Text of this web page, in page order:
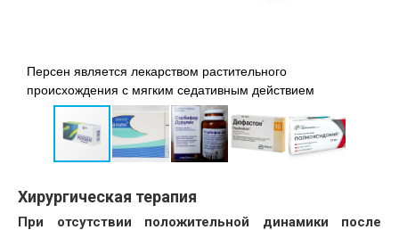
Персен является лекарством растительного
происхождения с мягким седативным действием
Хирургическая терапия
При отсутствии положительной динамики после